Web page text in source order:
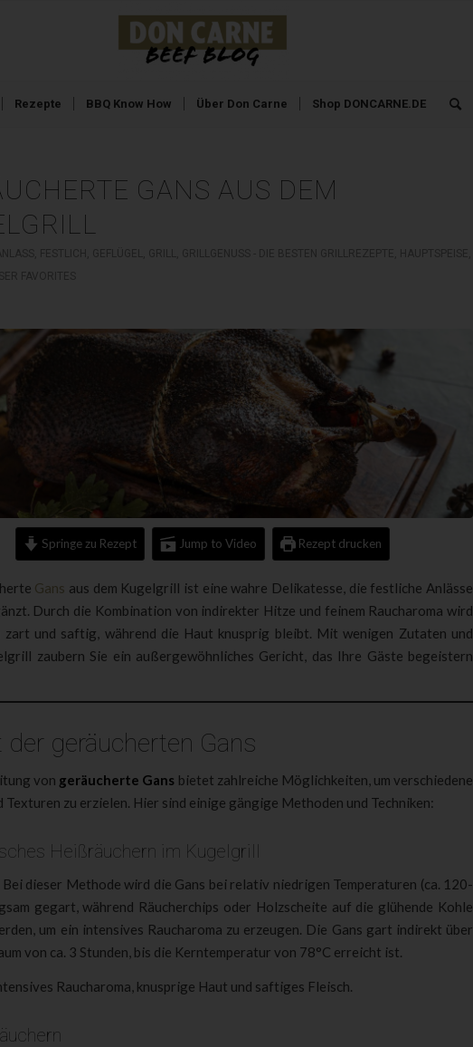
Rezepte BBQ Know How Über Don Carne Shop DONCARNE.DE
GANS AUS DEM
Springe zu Rezept Jump to Video Rezept drucken
Gans aus dem Kugelgrill ist eine wahre Delikatesse, die festliche Anlässe
Durch die Kombination von indirekter Hitze und feinem Raucharoma wird
zart und saftig, während die Haut knusprig bleibt. Mit wenigen Zutaten und
zaubern Sie ein außergewöhnliches Gericht, das Ihre Gäste begeistern
der geräucherten Gans
von geräucherte Gans bietet zahlreiche Möglichkeiten, um verschiedene
Texturen zu erzielen. Hier sind einige gängige Methoden und Techniken:
Heißräuchern im Kugelgrill
Bei dieser Methode wird die Gans bei relativ niedrigen Temperaturen (ca. 120-
gegart, während Räucherchips oder Holzscheite auf die glühende Kohle
um ein intensives Raucharoma zu erzeugen. Die Gans gart indirekt über
von ca. 3 Stunden, bis die Kerntemperatur von 78°C erreicht ist.
Raucharoma, knusprige Haut und saftiges Fleisch.